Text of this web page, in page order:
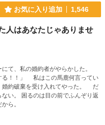
お気に入り追加 1,546
人はあなたじゃありませ
て、私の婚約者がやらかした。
馬鹿何言ってい
婚約破棄を受け入れてやった。 だ
い。 困るのは目の前でふんぞり返
ら。